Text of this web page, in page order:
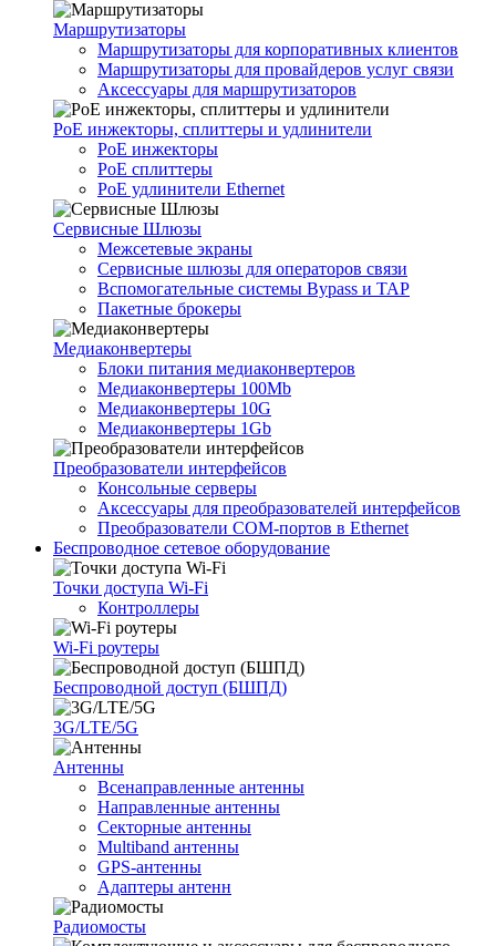
Маршрутизаторы
Маршрутизаторы для корпоративных клиентов
Маршрутизаторы для провайдеров услуг связи
Аксессуары для маршрутизаторов
PoE инжекторы, сплиттеры и удлинители
PoE инжекторы
PoE сплиттеры
PoE удлинители Ethernet
Сервисные Шлюзы
Межсетевые экраны
Сервисные шлюзы для операторов связи
Вспомогательные системы Bypass и TAP
Пакетные брокеры
Медиаконвертеры
Блоки питания медиаконвертеров
Медиаконвертеры 100Mb
Медиаконвертеры 10G
Медиаконвертеры 1Gb
Преобразователи интерфейсов
Консольные серверы
Аксессуары для преобразователей интерфейсов
Преобразователи COM-портов в Ethernet
Беспроводное сетевое оборудование
Точки доступа Wi-Fi
Контроллеры
Wi-Fi роутеры
Беспроводной доступ (БШПД)
3G/LTE/5G
Антенны
Всенаправленные антенны
Направленные антенны
Секторные антенны
Multiband антенны
GPS-антенны
Адаптеры антенн
Радиомосты